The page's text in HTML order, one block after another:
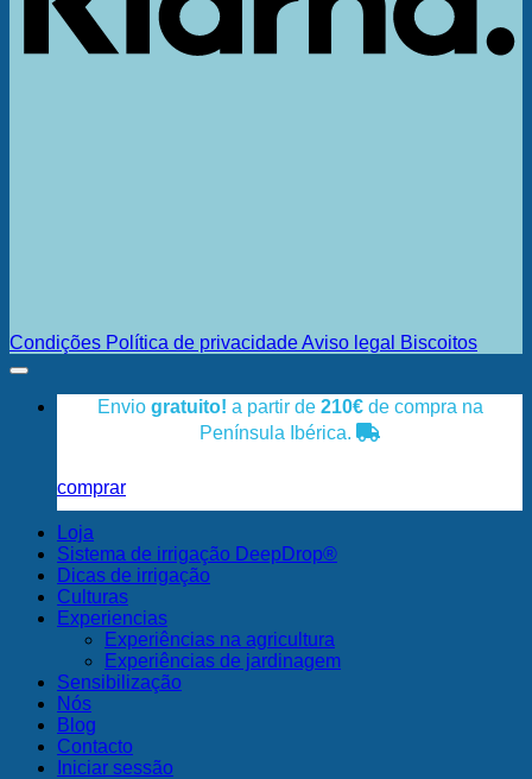
Condições Política de privacidadeAviso legal Biscoitos
Envio gratuito! a partir de 210€de compra na
Península Ibérica.
comprar
Loja
Sistema de irrigação DeepDrop®
Dicas de irrigação
Culturas
Experiencias
Experiências na agricultura
Experiências de jardinagem
Sensibilização
Nós
Blog
Contacto
Iniciar sessão